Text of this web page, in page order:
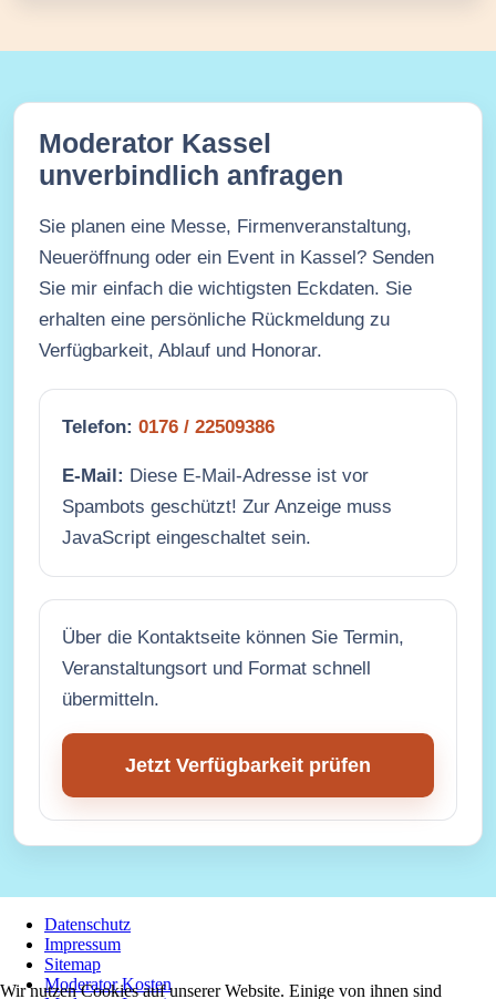
Moderator Kassel
unverbindlich anfragen
Sie planen eine Messe, Firmenveranstaltung,
Neueröffnung oder ein Event in Kassel? Senden
Sie mir einfach die wichtigsten Eckdaten. Sie
erhalten eine persönliche Rückmeldung zu
Verfügbarkeit, Ablauf und Honorar.
Telefon: 0176 / 22509386
E-Mail: Diese E-Mail-Adresse ist vor
Spambots geschützt! Zur Anzeige muss
JavaScript eingeschaltet sein.
Über die Kontaktseite können Sie Termin,
Veranstaltungsort und Format schnell
übermitteln.
Jetzt Verfügbarkeit prüfen
Datenschutz
Impressum
Sitemap
Moderator Kosten
Wir nutzen Cookies auf unserer Website. Einige von ihnen sind